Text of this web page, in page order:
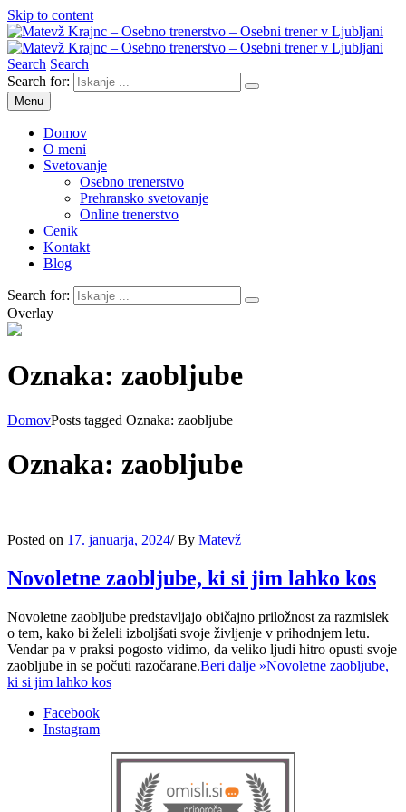
Skip to content
Matevž Krajnc – Osebno trenerstvo – Osebni trener v Ljubljani
Osebno trenerstvo
Search Search
Search for:
Menu
Domov
O meni
Svetovanje
Osebno trenerstvo
Prehransko svetovanje
Online trenerstvo
Cenik
Kontakt
Blog
Search for:
Overlay
Oznaka: zaobljube
DomovPosts tagged Oznaka: zaobljube
Oznaka: zaobljube
Posted on 17. januarja, 2024/ By Matevž
Novoletne zaobljube, ki si jim lahko kos
Novoletne zaobljube predstavljajo običajno priložnost za razmislek
o tem, kako bi želeli izboljšati svoje življenje v prihodnjem letu.
Vendar pa v praksi pogosto vidimo, da veliko ljudi hitro opusti svoje
zaobljube in se počuti razočarane.Beri dalje »Novoletne zaobljube,
ki si jim lahko kos
Facebook
Instagram